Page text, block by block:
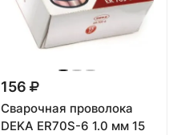
156
Сварочная проволока
DEKA ER70S-6 1.0 мм 15